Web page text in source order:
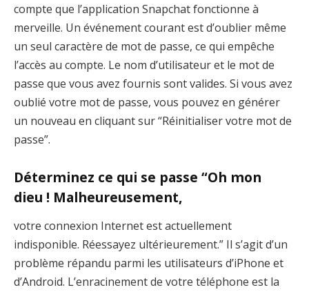
compte que l’application Snapchat fonctionne à
merveille. Un événement courant est d’oublier même
un seul caractère de mot de passe, ce qui empêche
l’accès au compte. Le nom d’utilisateur et le mot de
passe que vous avez fournis sont valides. Si vous avez
oublié votre mot de passe, vous pouvez en générer
un nouveau en cliquant sur “Réinitialiser votre mot de
passe”.
Déterminez ce qui se passe “Oh mon
dieu ! Malheureusement,
votre connexion Internet est actuellement
indisponible. Réessayez ultérieurement.” Il s’agit d’un
problème répandu parmi les utilisateurs d’iPhone et
d’Android. L’enracinement de votre téléphone est la